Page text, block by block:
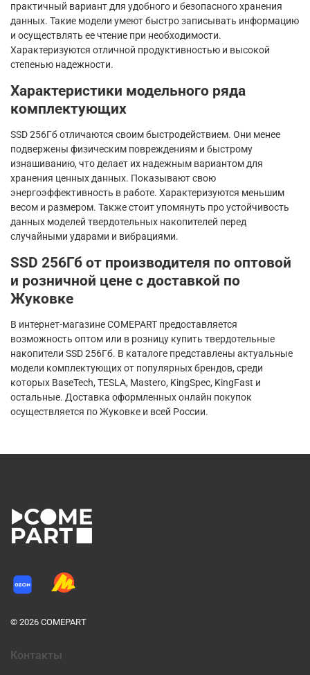
практичный вариант для удобного и безопасного хранения
данных. Такие модели умеют быстро записывать информацию
и осуществлять ее чтение при необходимости.
Характеризуются отличной продуктивностью и высокой
степенью надежности.
Характеристики модельного ряда
комплектующих
SSD 256Гб отличаются своим быстродействием. Они менее
подвержены физическим повреждениям и быстрому
изнашиванию, что делает их надежным вариантом для
хранения ценных данных. Показывают свою
энергоэффективность в работе. Характеризуются меньшим
весом и размером. Также стоит упомянуть про устойчивость
данных моделей твердотельных накопителей перед
случайными ударами и вибрациями.
SSD 256Гб от производителя по оптовой
и розничной цене с доставкой по
Жуковке
В интернет-магазине COMEPART предоставляется
возможность оптом или в розницу купить твердотельные
накопители SSD 256Гб. В каталоге представлены актуальные
модели комплектующих от популярных брендов, среди
которых BaseTech, TESLA, Mastero, KingSpec, KingFast и
остальные. Доставка оформленных онлайн покупок
осуществляется по Жуковке и всей России.
© 2026 COMEPART
Контакты